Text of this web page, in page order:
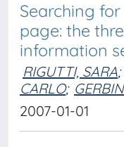
Searching
page: the
information
RIGUTTI, SARA;
CARLO;
2007-01-01